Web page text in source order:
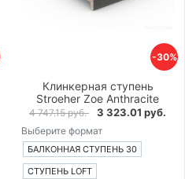
-30%
Клинкерная ступень
Stroeher Zoe Anthracite
4 747.15 руб. 3 323.01 руб.
Выберите формат
БАЛКОННАЯ СТУПЕНЬ 30
СТУПЕНЬ LOFT